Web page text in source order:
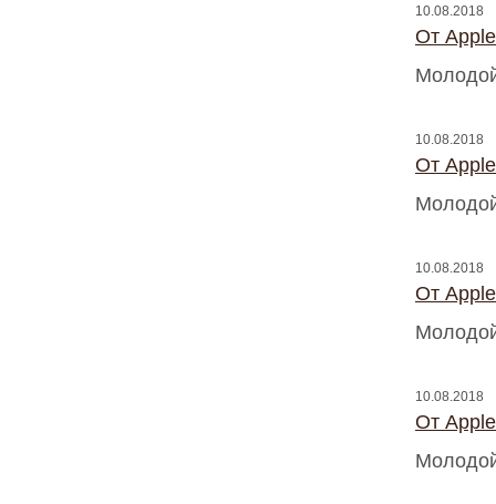
10.08.2018
От
10.08.2018
От
10.08.2018
От
10.08.2018
От